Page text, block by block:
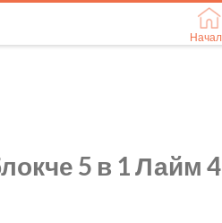
5 в 1 Лайм